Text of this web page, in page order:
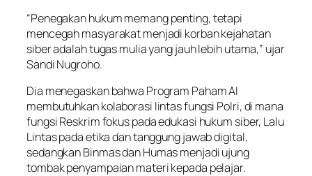
“Penegakan hukum memang penting, tetapi
mencegah masyarakat menjadi korban kejahatan
siber adalah tugas mulia yang jauh lebih utama,” ujar
Sandi Nugroho.
Dia menegaskan bahwa Program Paham AI
membutuhkan kolaborasi lintas fungsi Polri, di mana
fungsi Reskrim fokus pada edukasi hukum siber, Lalu
Lintas pada etika dan tanggung jawab digital,
sedangkan Binmas dan Humas menjadi ujung
tombak penyampaian materi kepada pelajar.